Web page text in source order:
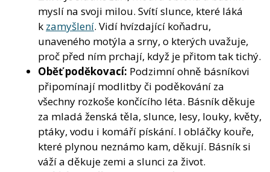
myslí na svoji milou. Svítí slunce, které láká
k zamyšlení. Vidí hvízdající koňadru,
unaveného motýla a srny, o kterých uvažuje,
proč před ním prchají, když je přitom tak tichý.
Oběť poděkovací: Podzimní ohně básníkovi
připomínají modlitby či poděkování za
všechny rozkoše končícího léta. Básník děkuje
za mladá ženská těla, slunce, lesy, louky, květy,
ptáky, vodu i komáří pískání. I obláčky kouře,
které plynou neznámo kam, děkují. Básník si
váží a děkuje zemi a slunci za život.